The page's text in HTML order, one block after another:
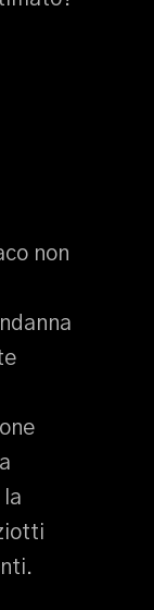
non